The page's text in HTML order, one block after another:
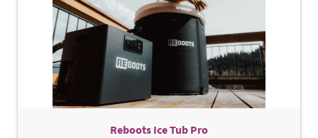
Reboots Ice Tub Pro